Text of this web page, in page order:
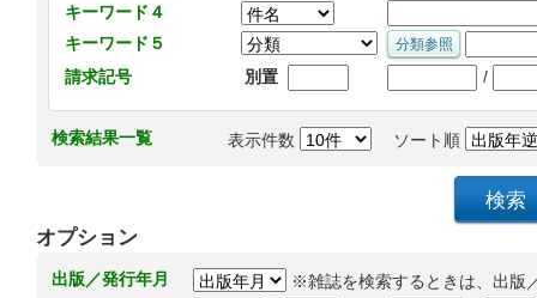
キーワード４
キーワード５
請求記号
別置 /
検索結果一覧 表示件数 ソート順
オプション
出版／発行年月
※雑誌を検索するときは、出版